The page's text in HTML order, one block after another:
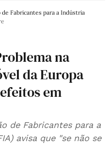
Fabricantes para a Indústria
na
da Europa
em
de Fabricantes para a
avisa que "se não se